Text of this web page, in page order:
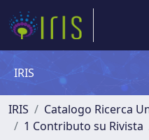
IRIS
IRIS
Catalogo Ricerca
1 Contributo su Rivista